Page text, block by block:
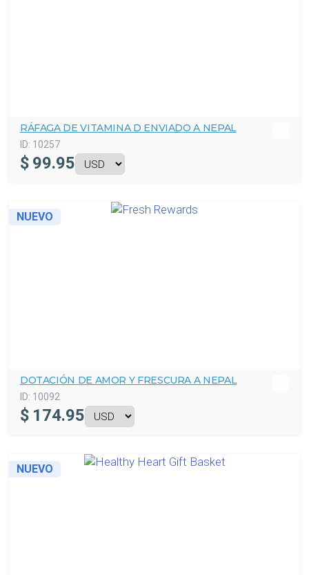
RÁFAGA DE VITAMINA D ENVIADO A NEPAL
ID: 10257
$ 99.95
NUEVO
DOTACIÓN DE AMOR Y FRESCURA A NEPAL
ID: 10092
$ 174.95
NUEVO